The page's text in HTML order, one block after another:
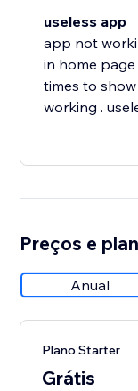
useless app
app not
in home
times to
working .
Preços e
Anual
Plano Starter
Grátis